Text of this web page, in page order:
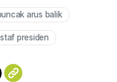
Mute
arus balik
presiden